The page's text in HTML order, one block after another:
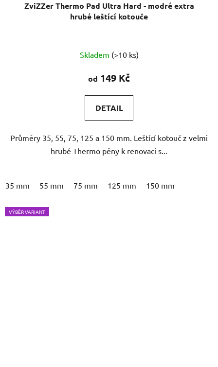
ZviZZer Thermo Pad Ultra Hard - modré extra
hrubé leštící kotouče
Skladem (>10 ks)
od 149 Kč
DETAIL
Průměry 35, 55, 75, 125 a 150 mm. Leštící kotouč z velmi
hrubé Thermo pěny k renovaci s...
35 mm 55 mm 75 mm 125 mm 150 mm
VÝBĚR VARIANT